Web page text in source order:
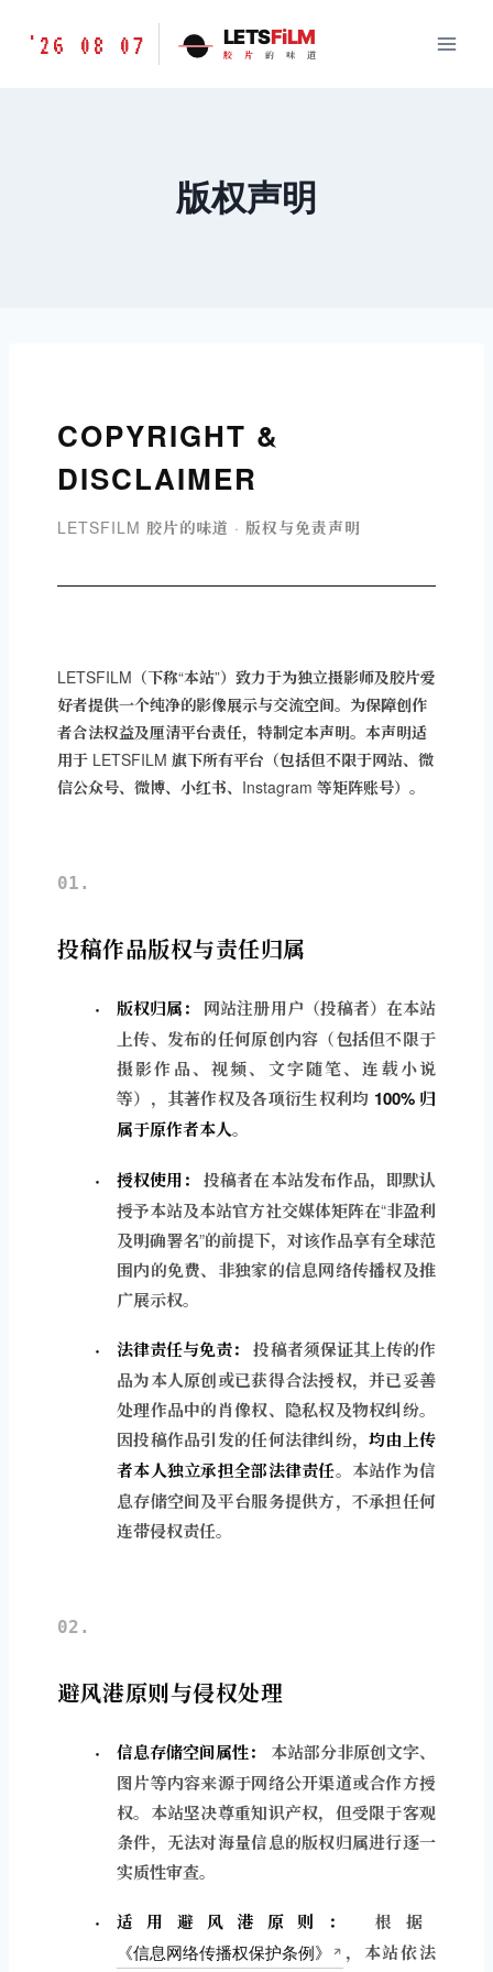
胶
'26 08 07 LETSFiLM
胶 片 的 味 道
版权声明
COPYRIGHT &
DISCLAIMER
LETSFILM 胶片的味道 · 版权与免责声明
LETSFILM（下称“本站”）致力于为独立摄影师及胶片爱
好者提供一个纯净的影像展示与交流空间。为保障创作
者合法权益及厘清平台责任，特制定本声明。本声明适
用于 LETSFILM 旗下所有平台（包括但不限于网站、微
信公众号、微博、小红书、Instagram 等矩阵账号）。
01.
投稿作品版权与责任归属
版权归属：
网站注册用户（投稿者）在本站
上传、发布的任何原创内容（包括但不限于
摄影作品、视频、文字随笔、连载小说
等），其著作权及各项衍生权利均 100% 归
属于原作者本人。
授权使用：
投稿者在本站发布作品，即默认
授予本站及本站官方社交媒体矩阵在“非盈利
及明确署名”的前提下，对该作品享有全球范
围内的免费、非独家的信息网络传播权及推
广展示权。
法律责任与免责：
投稿者须保证其上传的作
品为本人原创或已获得合法授权，并已妥善
处理作品中的肖像权、隐私权及物权纠纷。
因投稿作品引发的任何法律纠纷，均由上传
者本人独立承担全部法律责任。本站作为信
息存储空间及平台服务提供方，不承担任何
连带侵权责任。
02.
避风港原则与侵权处理
信息存储空间属性：
本站部分非原创文字、
图片等内容来源于网络公开渠道或合作方授
权。本站坚决尊重知识产权，但受限于客观
条件，无法对海量信息的版权归属进行逐一
实质性审查。
适用避风港原则：
根据
《信息网络传播权保护条例》
，本站依法